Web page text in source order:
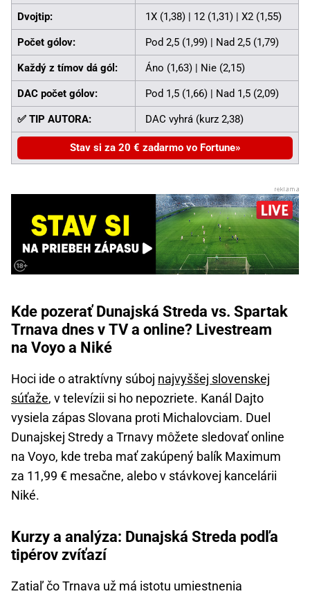
Dvojtip: 1X (1,38) | 12 (1,31) | X2 (1,55)
Počet gólov: Pod 2,5 (1,99) | Nad 2,5 (1,79)
Každý z tímov dá gól: Áno (1,63) | Nie (2,15)
DAC počet gólov: Pod 1,5 (1,66) | Nad 1,5 (2,09)
✅ TIP AUTORA: DAC vyhrá (kurz 2,38)
Stav si za 20 € zadarmo vo Fortune
Kde pozerať Dunajská Streda vs. Spartak
Trnava dnes v TV a online? Livestream
na Voyo a Niké
Hoci ide o atraktívny súboj najvyššej slovenskej
súťaže, v televízii si ho nepozriete. Kanál Dajto
vysiela zápas Slovana proti Michalovciam. Duel
Dunajskej Stredy a Trnavy môžete sledovať online
na Voyo, kde treba mať zakúpený balík Maximum
za 11,99 € mesačne, alebo v stávkovej kancelárii
Niké.
Kurzy a analýza: Dunajská Streda podľa
tipérov zvíťazí
Zatiaľ čo Trnava už má istotu umiestnenia